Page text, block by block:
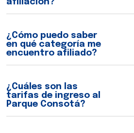
afiliación?
¿Cómo puedo saber
en qué categoría me
encuentro afiliado?
¿Cuáles son las
tarifas de ingreso al
Parque Consotá?